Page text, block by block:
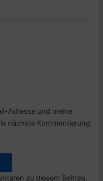
Adresse und meine
nächste Kommentierung
zu diesem Beitrag.